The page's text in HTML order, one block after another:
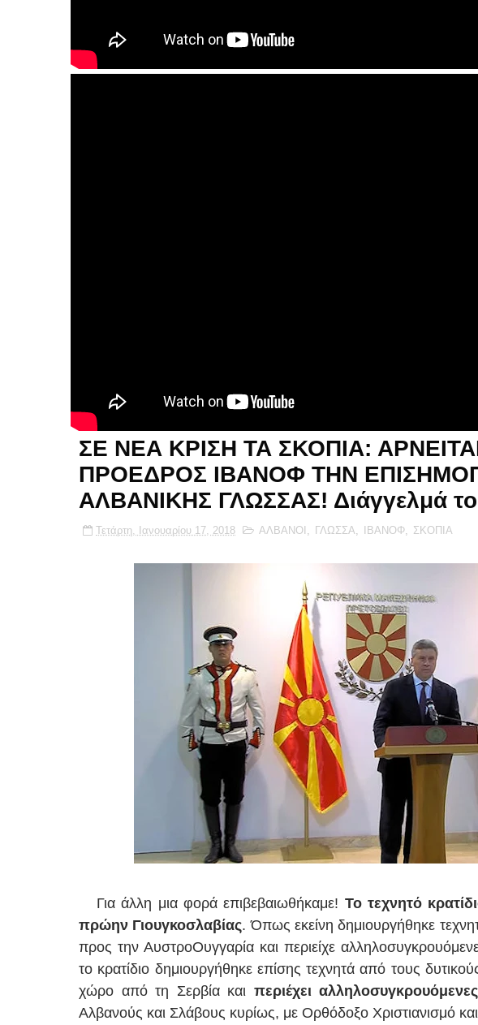
ΣΕ ΝΕΑ ΚΡΙΣΗ ΤΑ ΣΚΟΠΙΑ:
ΠΡΟΕΔΡΟΣ ΙΒΑΝΟΦ ΤΗΝ
ΑΛΒΑΝΙΚΗΣ ΓΛΩΣΣΑΣ! Διάγγελμά
Τετάρτη, Ιανουαρίου 17, 2018 ΑΛΒΑΝΟΙ , ΓΛΩΣΣΑ, ΙΒΑΝΟΦ, ΣΚΟΠΙΑ
Για άλλη μια φορά επιβεβαιωθήκαμε! Το τεχνητό
πρώην Γιουγκοσλαβίας. Όπως εκείνη δημιουργήθηκε
προς την ΑυστροΟυγγαρία και περιείχε
το κρατίδιο δημιουργήθηκε επίσης τεχνητά από τους
χώρο από τη Σερβία και περιέχει
Αλβανούς και Σλάβους κυρίως, με Ορθόδοξο Χριστιανισμό και